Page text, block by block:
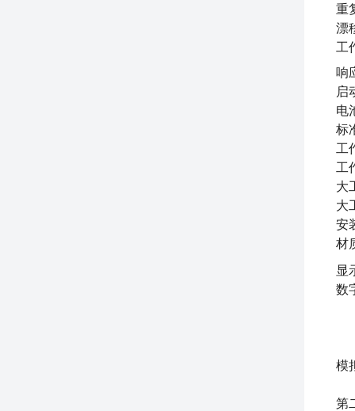
重
漂
工
响
启
电
标
工
工
大
大
安
材
显
数
模
第